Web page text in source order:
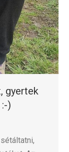
gyertek
)